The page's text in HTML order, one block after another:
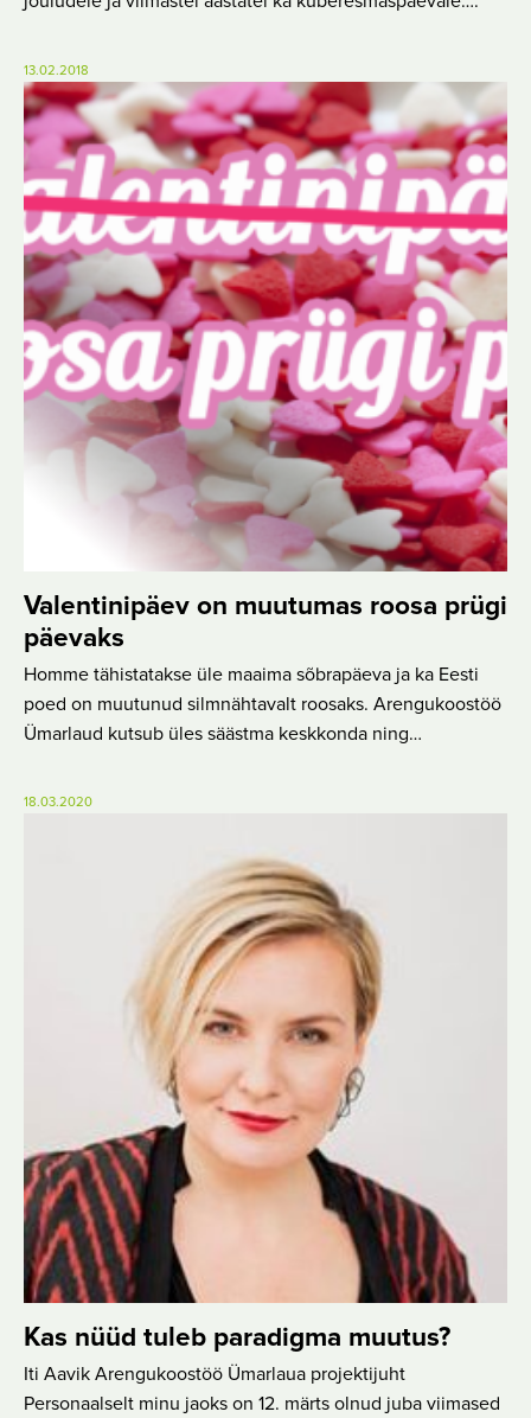
13.02.2018
Valentinipäev on muutumas roosa prügi
päevaks
Homme tähistatakse üle maaima sõbrapäeva ja ka Eesti
poed on muutunud silmnähtavalt roosaks. Arengukoostöö
Ümarlaud kutsub üles säästma keskkonda ning…
18.03.2020
Kas nüüd tuleb paradigma muutus?
Iti Aavik Arengukoostöö Ümarlaua projektijuht
Personaalselt minu jaoks on 12. märts olnud juba viimased